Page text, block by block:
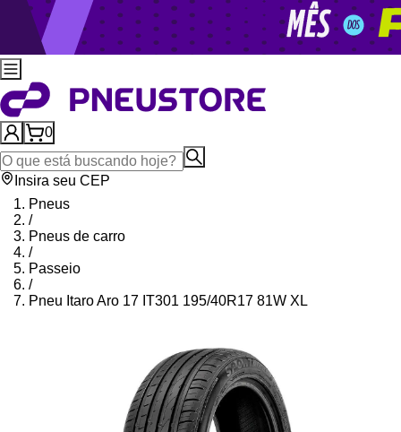
0
Insira seu CEP
Pneus
/
Pneus de carro
/
Passeio
/
Pneu Itaro Aro 17 IT301 195/40R17 81W XL